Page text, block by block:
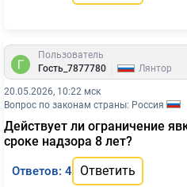
Пользователь
Гость_7877780
Лянтор
20.05.2026, 10:22 мск
Вопрос по законам страны: Россия
Действует ли ограничение
сроке надзора 8 лет?
Ответов: 4 Ответить